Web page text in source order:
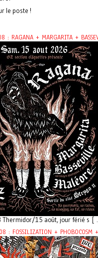
le poste !
: RAGANA + MARGARITA +
Thermidor/15 août, jour férié s [
: FOSSILIZATION + PHOBOCOSM +